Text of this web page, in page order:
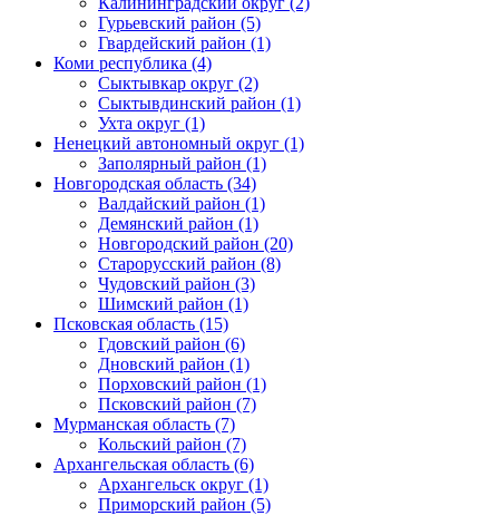
Гурьевский район (5)
Гвардейский район (1)
Коми республика (4)
Сыктывкар округ (2)
Сыктывдинский район (1)
Ухта округ (1)
Ненецкий автономный округ (1)
Заполярный район (1)
Новгородская область (34)
Валдайский район (1)
Демянский район (1)
Новгородский район (20)
Старорусский район (8)
Чудовский район (3)
Шимский район (1)
Псковская область (15)
Гдовский район (6)
Дновский район (1)
Порховский район (1)
Псковский район (7)
Мурманская область (7)
Кольский район (7)
Архангельская область (6)
Архангельск округ (1)
Приморский район (5)